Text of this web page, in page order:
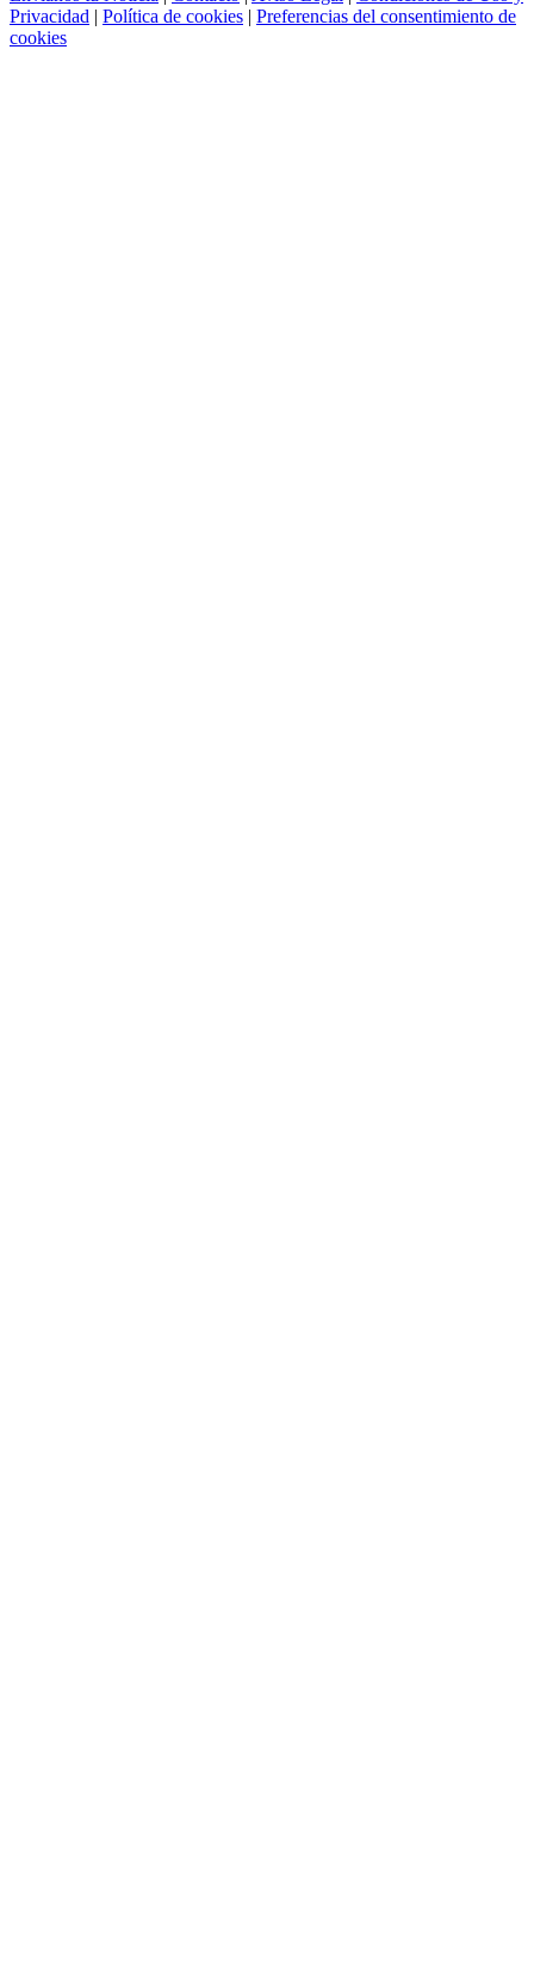
Privacidad | Política de cookies | Preferencias del consentimiento de
cookies